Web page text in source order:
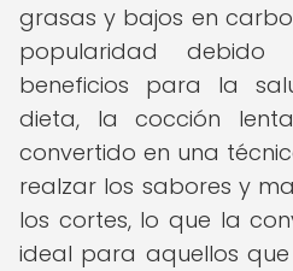
grasas y bajos en
popularidad debido
beneficios para la
dieta, la cocción
convertido en una
realzar los sabores y
los cortes, lo que la
ideal para aquellos